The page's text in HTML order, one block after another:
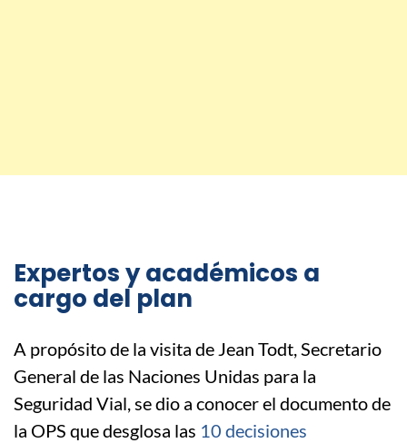
Expertos y académicos a
cargo del plan
A propósito de la visita de Jean Todt, Secretario
General de las Naciones Unidas para la
Seguridad Vial, se dio a conocer el documento de
la OPS que desglosa las 10 decisiones